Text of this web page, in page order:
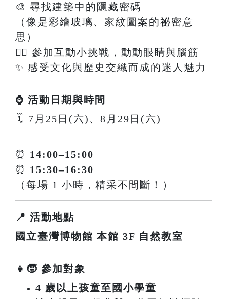
🎨 尋找建築中的隱藏密碼
（像是彩繪玻璃、家紋圖案的祕密意
思）
🕵️‍♀️ 參加互動小挑戰，動動眼睛與腦筋
✨ 感受文化與歷史交織而成的迷人魅力
⌚ 活動日期與時間
🗓 7月25日(六)、8月29日(六)
⏰ 14:00–15:00
⏰ 15:30–16:30
（每場 1 小時，精采不間斷！）
📍 活動地點
國立臺灣博物館 本館 3F 自然教室
👧🧒 參加對象
4 歲以上孩童至國小學童